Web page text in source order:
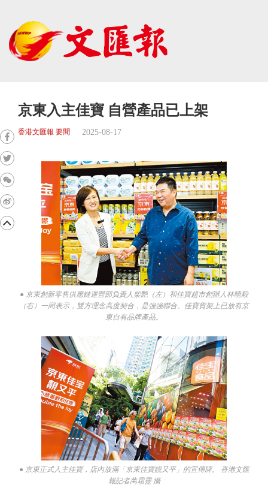
京東入主佳寶 自營產品已上架
香港文匯報 要聞 2025-08-17
● 京東創新零售供應鏈運營部負責人柴艷（左）和佳寶超市創辦人林曉毅
（右）一同表示，雙方理念高度契合，是強強聯合。佳寶貨架上已放有京
東自有品牌產品。
● 京東正式入主佳寶，店內放滿「京東佳寶靚又平」的宣傳牌。 香港文匯
報記者萬霜靈 攝